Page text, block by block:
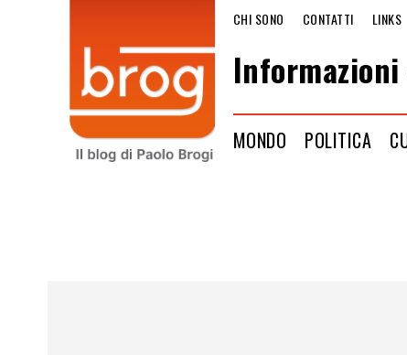
CHI SONO CONTATTI LINKS
MONDO POLITICA